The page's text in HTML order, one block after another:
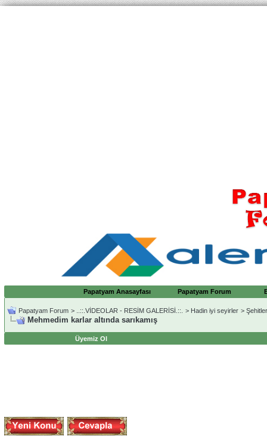
Papatyam Anasayfası Papatyam Forum
Papatyam Forum > ..::.VİDEOLAR - RESİM GALERİSİ.::. > Hadin iyi seyirler >
Mehmedim karlar altında sarıkamış
Üyemiz Ol